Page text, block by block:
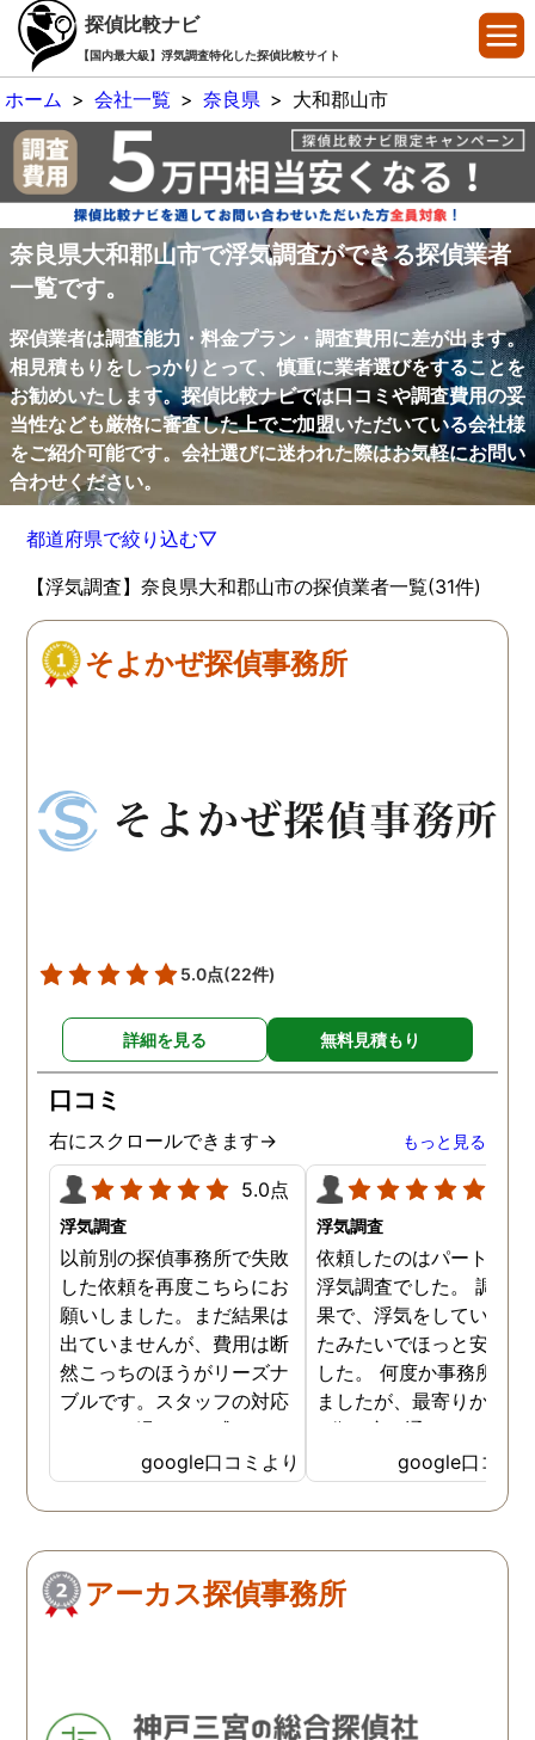
探偵比較ナビ
【国内最大級】浮気調査特化した探偵比較サイト
ホーム > 会社一覧 > 奈良県 > 大和郡山市
奈良県大和郡山市で浮気調査ができる探偵業者
一覧です。
探偵業者は調査能力・料金プラン・調査費用に差が出ます。
相見積もりをしっかりとって、慎重に業者選びをすることを
お勧めいたします。探偵比較ナビでは口コミや調査費用の妥
当性なども厳格に審査した上でご加盟いただいている会社様
をご紹介可能です。会社選びに迷われた際はお気軽にお問い
合わせください。
都道府県で絞り込む▽
【浮気調査】奈良県大和郡山市の探偵業者一覧(31件)
そよかぜ探偵事務所
5.0点(22件)
詳細を見る 無料見積もり
口コミ
右にスクロールできます→ もっと見る
5.0点
浮気調査
以前別の探偵事務所で失敗
した依頼を再度こちらにお
願いしました。まだ結果は
出ていませんが、費用は断
然こっちのほうがリーズナ
ブルです。スタッフの対応
なんかも温かみを感じま
す。はじめからこちらにす
ればよかったです😢 …
google口コミより
浮気調査
依頼したのはパートナー
浮気調査でした。 調査
果で、浮気をしていなか
たみたいでほっと安心し
した。 何度か事務所に
ましたが、最寄りから徒
3分程度で通いやすかっ
google口コミ
アーカス探偵事務所